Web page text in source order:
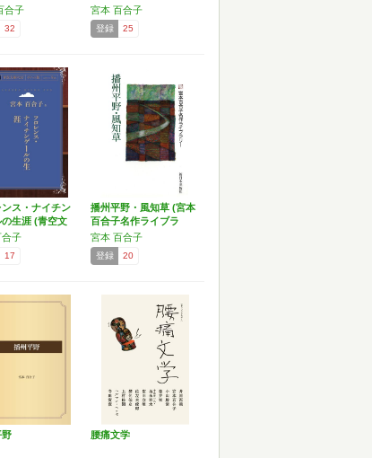
合子
32
宮本 百合子
登録 25
ンス・ナイチン
生涯 (青空文
合子
17
播州平野・風知草 (宮本
百合子名作ライブラ
リ…
宮本 百合子
登録 20
野 腰痛文学